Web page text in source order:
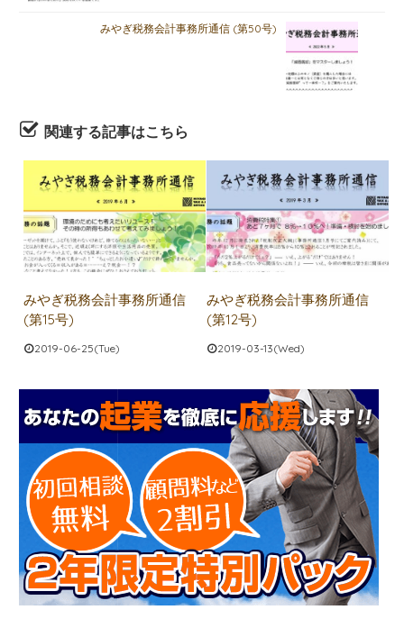
みやぎ税務会計事務所通信 (第50号)
関連する記事はこちら
みやぎ税務会計事務所通信
(第15号)
2019-06-25(Tue)
みやぎ税務会計事務所通信
(第12号)
2019-03-13(Wed)